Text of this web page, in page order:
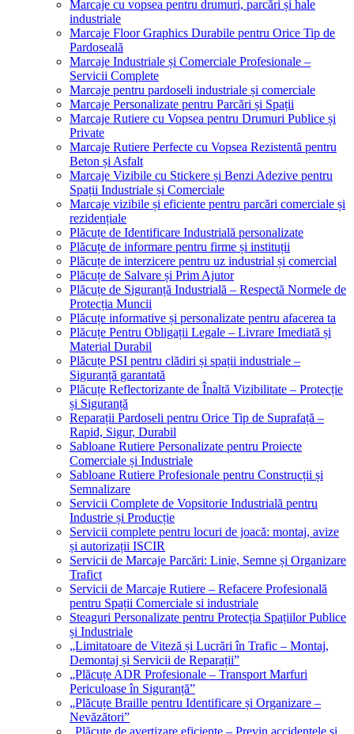
Marcaje cu vopsea pentru drumuri, parcări și hale
industriale
Marcaje Floor Graphics Durabile pentru Orice Tip de
Pardoseală
Marcaje Industriale și Comerciale Profesionale –
Servicii Complete
Marcaje pentru pardoseli industriale și comerciale
Marcaje Personalizate pentru Parcări și Spații
Marcaje Rutiere cu Vopsea pentru Drumuri Publice și
Private
Marcaje Rutiere Perfecte cu Vopsea Rezistentă pentru
Beton și Asfalt
Marcaje Vizibile cu Stickere și Benzi Adezive pentru
Spații Industriale și Comerciale
Marcaje vizibile și eficiente pentru parcări comerciale și
rezidențiale
Plăcuțe de Identificare Industrială personalizate
Plăcuțe de informare pentru firme și instituții
Plăcuțe de interzicere pentru uz industrial și comercial
Plăcuțe de Salvare și Prim Ajutor
Plăcuțe de Siguranță Industrială – Respectă Normele de
Protecția Muncii
Plăcuțe informative și personalizate pentru afacerea ta
Plăcuțe Pentru Obligații Legale – Livrare Imediată și
Material Durabil
Plăcuțe PSI pentru clădiri și spații industriale –
Siguranță garantată
Plăcuțe Reflectorizante de Înaltă Vizibilitate – Protecție
și Siguranță
Reparații Pardoseli pentru Orice Tip de Suprafață –
Rapid, Sigur, Durabil
Sabloane Rutiere Personalizate pentru Proiecte
Comerciale și Industriale
Sabloane Rutiere Profesionale pentru Construcții și
Semnalizare
Servicii Complete de Vopsitorie Industrială pentru
Industrie și Producție
Servicii complete pentru locuri de joacă: montaj, avize
și autorizații ISCIR
Servicii de Marcaje Parcări: Linie, Semne și Organizare
Trafict
Servicii de Marcaje Rutiere – Refacere Profesională
pentru Spații Comerciale si industriale
Steaguri Personalizate pentru Protecția Spațiilor Publice
și Industriale
„Limitatoare de Viteză și Lucrări în Trafic – Montaj,
Demontaj și Servicii de Reparații”
„Plăcuțe ADR Profesionale – Transport Marfuri
Periculoase în Siguranță”
„Plăcuțe Braille pentru Identificare și Organizare –
Nevăzători”
„Plăcuțe de avertizare eficiente – Previn accidentele și